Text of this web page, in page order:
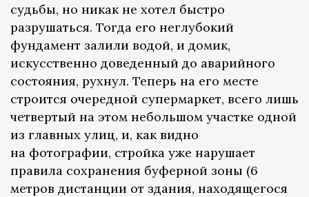
судьбы, но никак не хотел быстро
разрушаться. Тогда его неглубокий
фундамент залили водой, и домик,
искусственно доведенный до аварийного
состояния, рухнул. Теперь на его месте
строится очередной супермаркет, всего лишь
четвертый на этом небольшом участке одной
из главных улиц, и, как видно
на фотографии, стройка уже нарушает
правила сохранения буферной зоны (6
метров дистанции от здания, находящегося